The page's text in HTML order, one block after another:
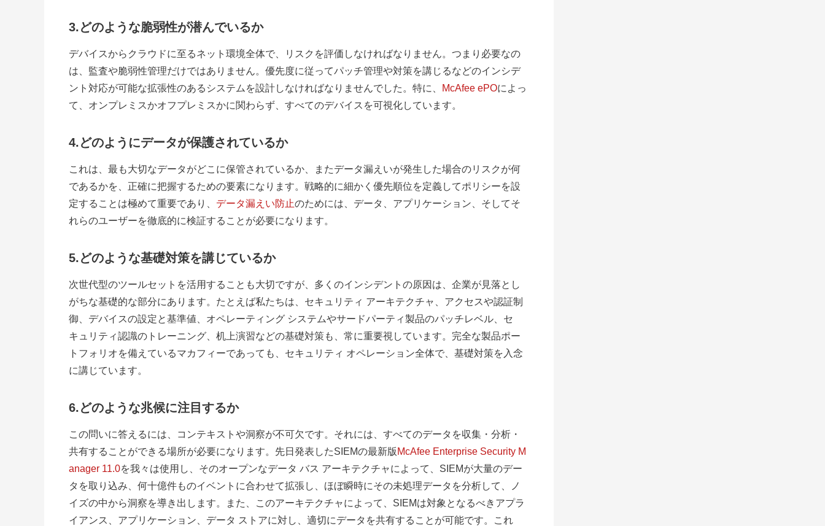
3.どのような脆弱性が潜んでいるか
デバイスからクラウドに至るネット環境全体で、リスクを評価しなければなりません。つまり必要なの
は、監査や脆弱性管理だけではありません。優先度に従ってパッチ管理や対策を講じるなどのインシデ
ント対応が可能な拡張性のあるシステムを設計しなければなりませんでした。特に、
McAfee ePOによっ
て、オンプレミスかオフプレミスかに関わらず、すべてのデバイスを可視化しています。
4.どのようにデータが保護されているか
これは、最も大切なデータがどこに保管されているか、またデータ漏えいが発生した場合のリスクが何
であるかを、正確に把握するための要素になります。戦略的に細かく優先順位を定義してポリシーを設
定することは極めて重要であり、 データ漏えい防止のためには、データ、アプリケーション、そしてそ
れらのユーザーを徹底的に検証することが必要になります。
5.どのような基礎対策を講じているか
次世代型のツールセットを活用することも大切ですが、多くのインシデントの原因は、企業が見落とし
がちな基礎的な部分にあります。たとえば私たちは、セキュリティ アーキテクチャ、アクセスや認証制
御、デバイスの設定と基準値、オペレーティング システムやサードパーティ製品のパッチレベル、セ
キュリティ認識のトレーニング、机上演習などの基礎対策も、常に重要視しています。完全な製品ポー
トフォリオを備えているマカフィーであっても、セキュリティ オペレーション全体で、基礎対策を入念
に講じています。
6.どのような兆候に注目するか
この問いに答えるには、コンテキストや洞察が不可欠です。それには、すべてのデータを収集・分析・
共有することができる場所が必要になります。先日発表したSIEMの最新版 McAfee Enterprise Security M
anager 11.0を我々は使用し、そのオープンなデータ バス アーキテクチャによって、SIEMが大量のデー
タを取り込み、何十億件ものイベントに合わせて拡張し、ほぼ瞬時にその未処理データを分析して、ノ
イズの中から洞察を導き出します。また、このアーキテクチャによって、SIEMは対象となるべきアプラ
イアンス、アプリケーション、データ ストアに対し、適切にデータを共有することが可能です。これ